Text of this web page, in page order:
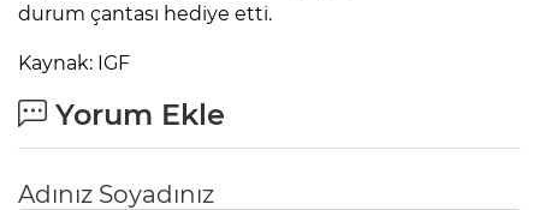
durum çantası hediye etti.
Kaynak: IGF
Yorum Ekle
Adınız Soyadınız